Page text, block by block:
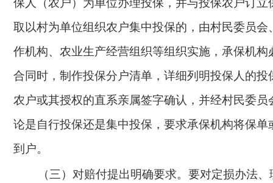
保人（农户）为单位办理投保，并与投保农户订立
取以村为单位组织农户集中投保的，由村民委员会
作机构、农业生产经营组织等组织实施，承保机构
合同时，制作投保分户清单，详细列明投保人的投
农户或其授权的直系亲属签字确认，并经村民委员
论是自行投保还是集中投保，要求承保机构将保单
到户。
（三）对赔付提出明确要求。要对定损办法